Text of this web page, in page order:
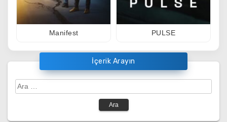
Manifest PULSE
İçerik Arayın
Arama: